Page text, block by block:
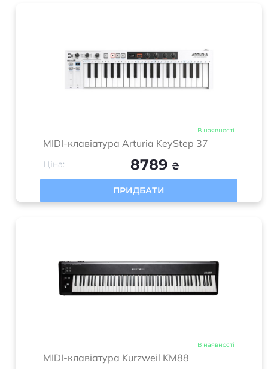
В наявності
MIDI-клавіатура Arturia KeyStep 37
Ціна: 8789 ₴
ПРИДБАТИ
В наявності
MIDI-клавіатура Kurzweil KM88